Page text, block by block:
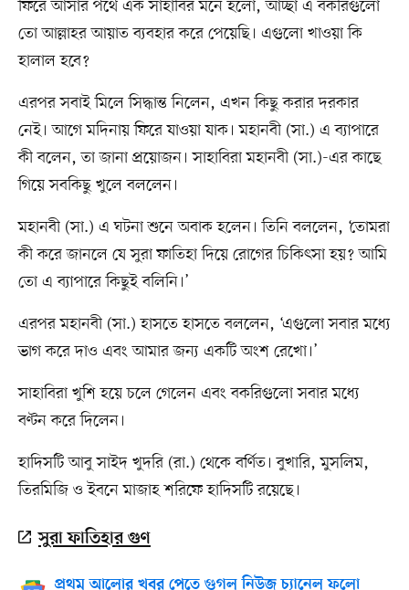
ফিরে আসার পথে এক সাহাবির মনে হলো, আচ্ছা এ বকরিগুলো
তো আল্লাহর আয়াত ব্যবহার করে পেয়েছি। এগুলো খাওয়া কি
হালাল হবে?
এরপর সবাই মিলে সিদ্ধান্ত নিলেন, এখন কিছু করার দরকার
নেই। আগে মদিনায় ফিরে যাওয়া যাক। মহানবী (সা.) এ ব্যাপারে
কী বলেন, তা জানা প্রয়োজন। সাহাবিরা মহানবী (সা.)-এর কাছে
গিয়ে সবকিছু খুলে বললেন।
মহানবী (সা.) এ ঘটনা শুনে অবাক হলেন। তিনি বললেন, ‘তোমরা
কী করে জানলে যে সুরা ফাতিহা দিয়ে রোগের চিকিৎসা হয়? আমি
তো এ ব্যাপারে কিছুই বলিনি।’
এরপর মহানবী (সা.) হাসতে হাসতে বললেন, ‘এগুলো সবার মধ্যে
ভাগ করে দাও এবং আমার জন্য একটি অংশ রেখো।’
সাহাবিরা খুশি হয়ে চলে গেলেন এবং বকরিগুলো সবার মধ্যে
বণ্টন করে দিলেন।
হাদিসটি আবু সাইদ খুদরি (রা.) থেকে বর্ণিত। বুখারি, মুসলিম,
তিরমিজি ও ইবনে মাজাহ শরিফে হাদিসটি রয়েছে।
সুরা ফাতিহার গুণ
প্রথম আলোর খবর পেতে গুগল নিউজ চ্যানেল ফলো